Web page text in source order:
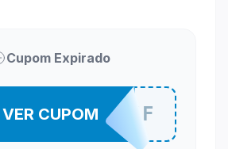
Cupom Expirado
ROBO5OFF
VER CUPOM